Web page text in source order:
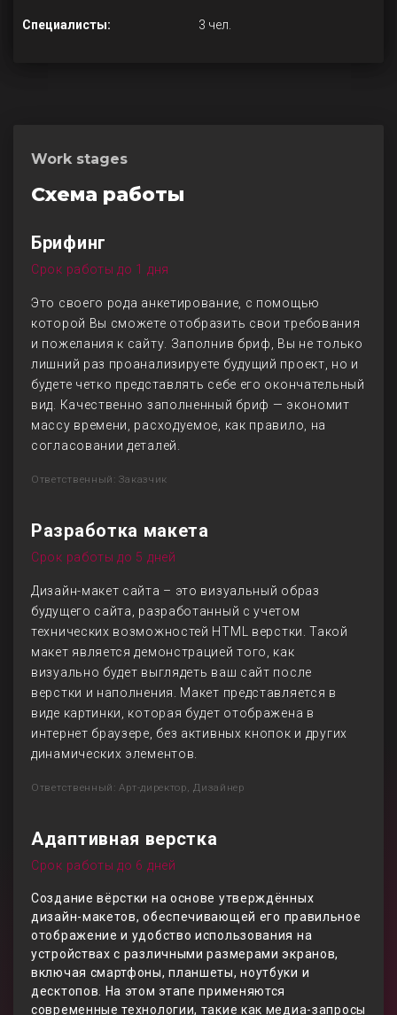
Специалисты: 3 чел.
Work stages
Схема работы
Брифинг
Срок работы до 1 дня
Это своего рода анкетирование, с помощью
которой Вы сможете отобразить свои требования
и пожелания к сайту. Заполнив бриф, Вы не только
лишний раз проанализируете будущий проект, но и
будете четко представлять себе его окончательный
вид. Качественно заполненный бриф — экономит
массу времени, расходуемое, как правило, на
согласовании деталей.
Ответственный: Заказчик
Разработка макета
Срок работы до 5 дней
Дизайн-макет сайта – это визуальный образ
будущего сайта, разработанный с учетом
технических возможностей HTML верстки. Такой
макет является демонстрацией того, как
визуально будет выглядеть ваш сайт после
верстки и наполнения. Макет представляется в
виде картинки, которая будет отображена в
интернет браузере, без активных кнопок и других
динамических элементов.
Ответственный: Арт-директор, Дизайнер
Адаптивная верстка
Срок работы до 6 дней
Создание вёрстки на основе утверждённых
дизайн-макетов, обеспечивающей его правильное
отображение и удобство использования на
устройствах с различными размерами экранов,
включая смартфоны, планшеты, ноутбуки и
десктопов. На этом этапе применяются
современные технологии, такие как медиа-запросы